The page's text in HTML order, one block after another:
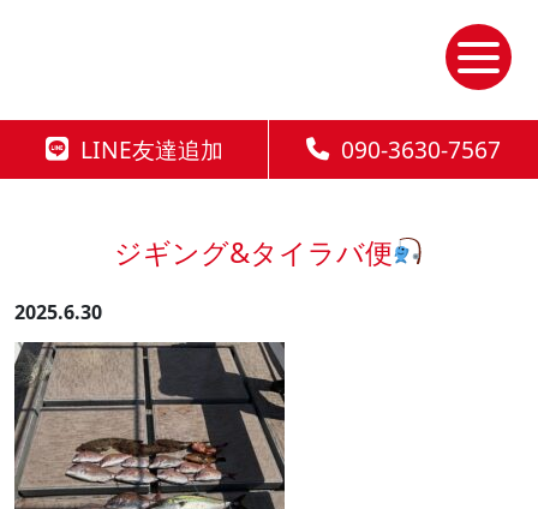
LINE友達追加 090-3630-7567
ジギング&タイラバ便
2025.6.30